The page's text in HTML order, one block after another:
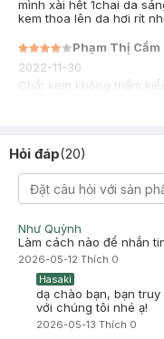
mình xài hết 1chai da
kem thoa lên da hơi rít
Phạm Thị Cẩm
2022-11-30
Chất kem không thấm
thấy thay đổi gì , nhưng
Hỏi đáp(20)
Như Quỳnh
Làm cách nào để nhắn
2026-05-12 Thích 0
Hasaki
dạ chào bạn, bạn
với chúng tôi nhé ạ!
2026-05-13 Thích 0